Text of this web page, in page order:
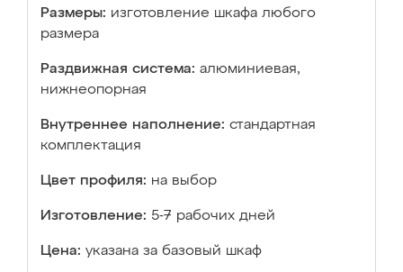
Размеры: изготовление шкафа любого
размера
Раздвижная система: алюминиевая,
нижнеопорная
Внутреннее наполнение: стандартная
комплектация
Цвет профиля: на выбор
Изготовление: 5-7 рабочих дней
Цена: указана за базовый шкаф